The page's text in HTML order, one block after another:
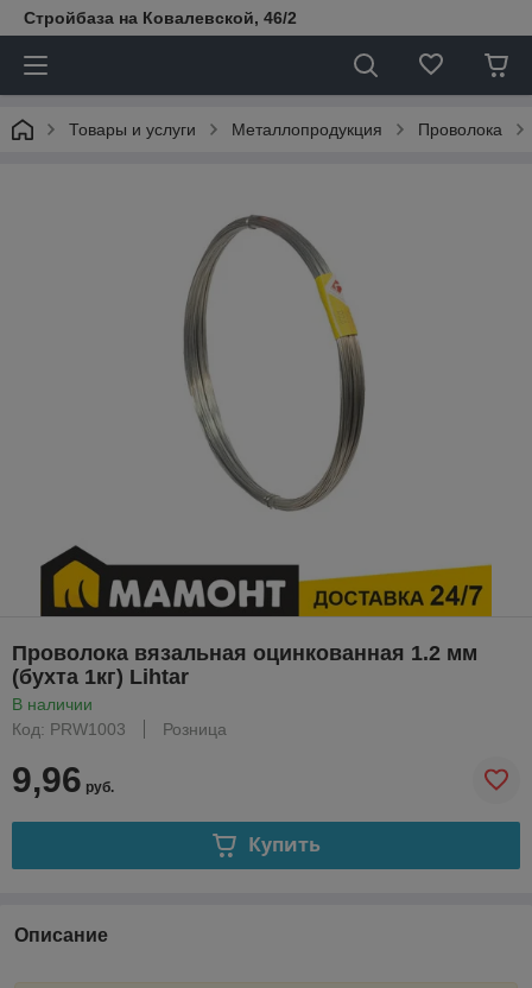
Стройбаза на Ковалевской, 46/2
Товары и услуги Металлопродукция Проволока
Проволока вязальная оцинкованная 1.2 мм
(бухта 1кг) Lihtar
В наличии
Код: PRW1003
Розница
9,96 руб.
Купить
Описание